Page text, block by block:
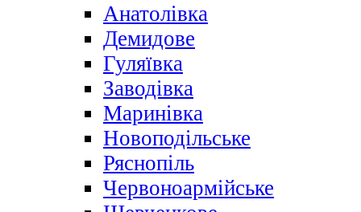
Анатолівка
Демидове
Гуляївка
Заводівка
Маринівка
Новоподільське
Ряснопіль
Червоноармійське